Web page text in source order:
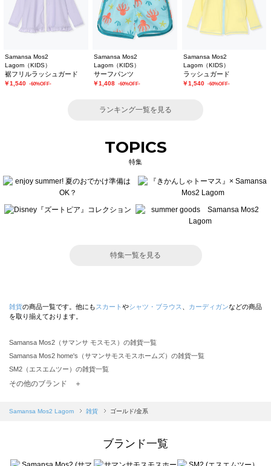
Samansa Mos2
Lagom（KIDS）
裾フリルラッシュガード
￥1,540 -60%OFF-
Samansa Mos2
Lagom（KIDS）
サーフパンツ
￥1,408 -60%OFF-
Samansa Mos2
Lagom（KIDS）
ラッシュガード
￥1,540 -60%OFF-
ランキング一覧を見る
TOPICS
特集
特集一覧を見る
雑貨の商品一覧です。他にも スカート やシャツ・ブラウス カーディガンなどの商品
を取り揃えております。
Samansa Mos2（サマンサ モスモス）の雑貨一覧
Samansa Mos2 home's（サマンサモスモスホームズ）の雑貨一覧
SM2（エスエムツー）の雑貨一覧
TSUHARU by Samansa Mos2（ツハルバイサマンサモスモス）の雑貨一覧
Samansa Mos2 blue（サマンサモスモス ブルー）の雑貨一覧
sō4ū（ソウフォーユー）の雑貨一覧
Te chichi（テチチ）の雑貨一覧
その他のブランド ＋
Samansa Mos2 Lagom 雑貨 ゴールド/金系
ブランド一覧